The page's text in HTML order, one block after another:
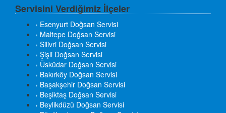
Servisini Verdiğimiz İlçeler
› Esenyurt Doğsan Servisi
› Maltepe Doğsan Servisi
› Silivri Doğsan Servisi
› Şişli Doğsan Servisi
› Üsküdar Doğsan Servisi
› Bakırköy Doğsan Servisi
› Başakşehir Doğsan Servisi
› Beşiktaş Doğsan Servisi
› Beylikdüzü Doğsan Servisi